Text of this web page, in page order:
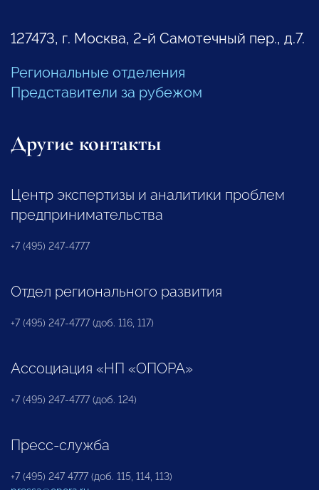
127473, г. Москва, 2-й Самотечный пер., д.7.
Региональные отделения
Представители за рубежом
Другие контакты
Центр экспертизы и аналитики проблем
предпринимательства
+7 (495) 247-4777
Отдел регионального развития
+7 (495) 247-4777 (доб. 116, 117)
Ассоциация «НП «ОПОРА»
+7 (495) 247-4777 (доб. 124)
Пресс-служба
+7 (495) 247 4777 (доб. 115, 114, 113)